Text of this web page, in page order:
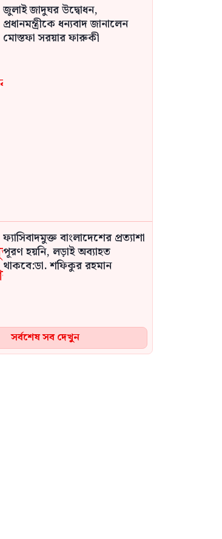
জুলাই জাদুঘর উদ্বোধন,
প্রধানমন্ত্রীকে ধন্যবাদ জানালেন
মোস্তফা সরয়ার ফারুকী
ফ্যাসিবাদমুক্ত বাংলাদেশের প্রত্যাশা
পূরণ হয়নি, লড়াই অব্যাহত
থাকবে:ডা. শফিকুর রহমান
সর্বশেষ সব দেখুন